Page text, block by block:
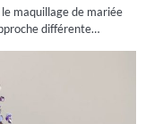
maquillage de mariée
différente…